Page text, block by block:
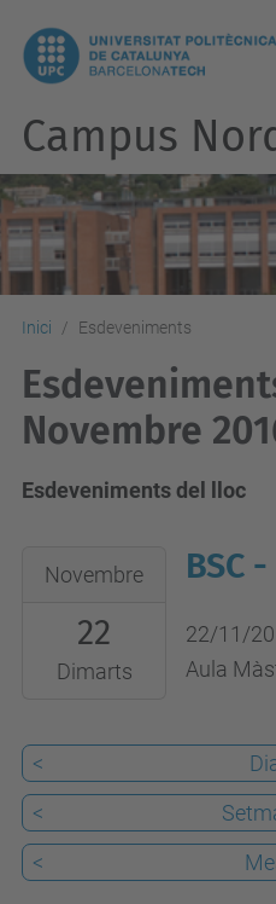
Campus
Inici Esdeveniments
Novembre
Esdeveniments del lloc
2016-
22T08:00:00+01:00
2016-
Novembre
22
Dimarts
BSC
22/11/
Aula
<
<
<